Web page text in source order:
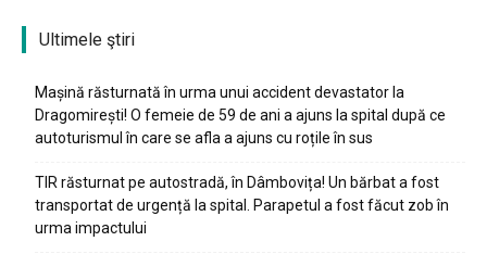
Ultimele ştiri
Mașină răsturnată în urma unui accident devastator la
Dragomirești! O femeie de 59 de ani a ajuns la spital după ce
autoturismul în care se afla a ajuns cu roțile în sus
TIR răsturnat pe autostradă, în Dâmbovița! Un bărbat a fost
transportat de urgență la spital. Parapetul a fost făcut zob în
urma impactului